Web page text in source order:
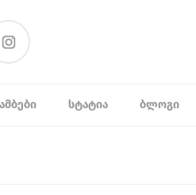
ᲡᲢᲐᲢᲘᲐ ᲑᲚᲝᲒᲘ